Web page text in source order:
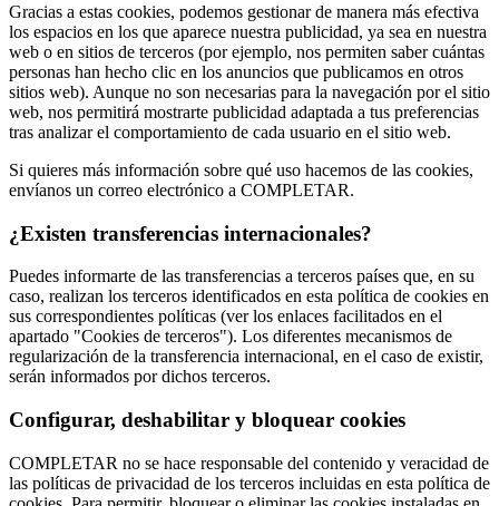
Gracias a estas cookies, podemos gestionar de manera más efectiva
los espacios en los que aparece nuestra publicidad, ya sea en nuestra
web o en sitios de terceros (por ejemplo, nos permiten saber cuántas
personas han hecho clic en los anuncios que publicamos en otros
sitios web). Aunque no son necesarias para la navegación por el sitio
web, nos permitirá mostrarte publicidad adaptada a tus preferencias
tras analizar el comportamiento de cada usuario en el sitio web.
Si quieres más información sobre qué uso hacemos de las cookies,
envíanos un correo electrónico a COMPLETAR.
¿Existen transferencias internacionales?
Puedes informarte de las transferencias a terceros países que, en su
caso, realizan los terceros identificados en esta política de cookies en
sus correspondientes políticas (ver los enlaces facilitados en el
apartado "Cookies de terceros"). Los diferentes mecanismos de
regularización de la transferencia internacional, en el caso de existir,
serán informados por dichos terceros.
Configurar, deshabilitar y bloquear cookies
COMPLETAR no se hace responsable del contenido y veracidad de
las políticas de privacidad de los terceros incluidas en esta política de